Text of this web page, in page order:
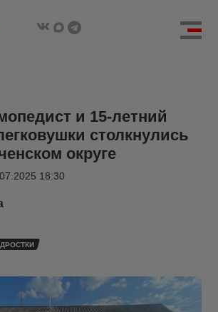
и 15-летний
столкнулись
округе
18:30